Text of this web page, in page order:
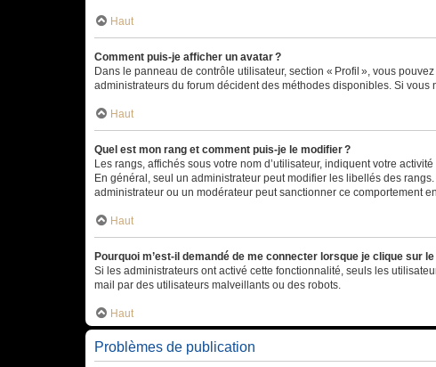
Haut
Comment puis-je afficher un avatar ?
Dans le panneau de contrôle utilisateur, section « Profil », vous
administrateurs du forum décident des méthodes disponibles. Si vous
Haut
Quel est mon rang et comment puis-je le modifier ?
Les rangs, affichés sous votre nom d’utilisateur, indiquent votre
En général, seul un administrateur peut modifier les libellés des
administrateur ou un modérateur peut sanctionner ce comportement
Haut
Pourquoi m’est-il demandé de me connecter lorsque je clique sur le
Si les administrateurs ont activé cette fonctionnalité, seuls les
mail par des utilisateurs malveillants ou des robots.
Haut
Problèmes de publication